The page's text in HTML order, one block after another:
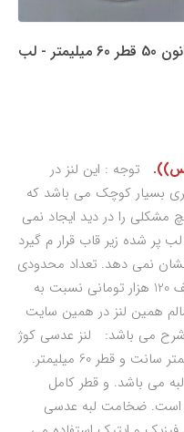
لنز عدسی محدب - تخت لبه دار - کانون 50 قطر 60 میلیمتر - لب
توجه : این لنز در
بسیار کوچک می باشد که
مشکلی را در دید ایجاد نمی
پر شده زیر قاب قرار م گیرد
نمی دهد. تعداد محدودی
از این لنز موجود گردیده که دارای تخفیف 120 هزار تومانی نسبت به
همین لنز در همین سایت
می باشد: لنز عدسی کوژ
تخت یا محدب-تخت با کانون 50 میلیمتر سانت و قطر 60 میلیمتر.
می باشد. و قطر کامل
لبه های آن 60میلیمتر است. ضخامت لبه عدسی